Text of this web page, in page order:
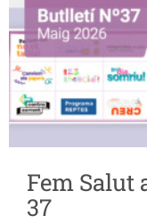
Fem Salut
37